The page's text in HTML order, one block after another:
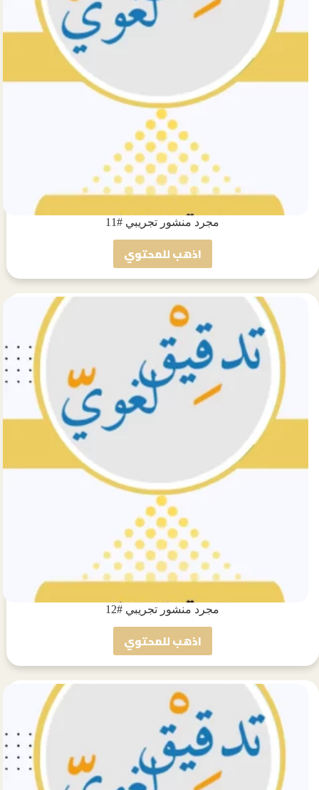
مجرد منشور تجريبي #11
اذهب للمحتوي
مجرد
منشور
مجرد منشور تجريبي #12
اذهب للمحتوي
مجرد
منشور